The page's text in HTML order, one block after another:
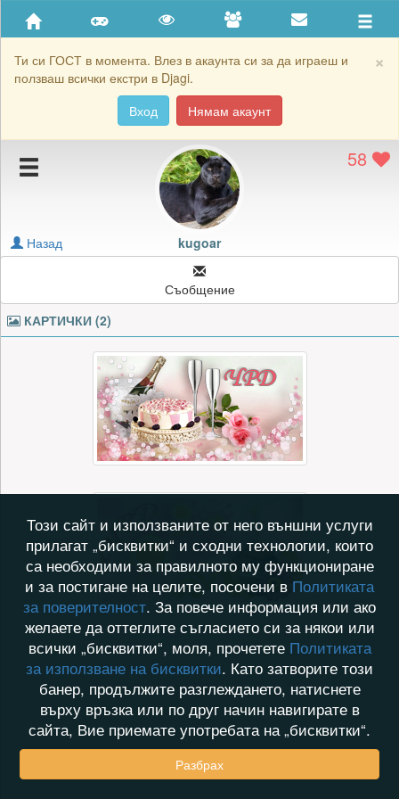
×
Ти си ГОСТ в момента. Влез в акаунта си за да играеш и
ползваш всички екстри в Djagi.
Вход
Нямам акаунт
Приятели
Хронология на игри
Подаръците на kugoar
Картичките на kugoar
Блокирай kugoar
58
kugoar
Назад
Съобщение
КАРТИЧКИ (2)
Този сайт и използваните от него външни услуги
прилагат „бисквитки“ и сходни технологии, които
са необходими за правилното му функциониране
и за постигане на целите, посочени в Политиката
за поверителност. За повече информация или ако
желаете да оттеглите съгласието си за някои или
всички „бисквитки“, моля, прочетете Политиката
за използване на бисквитки. Като затворите този
банер, продължите разглеждането, натиснете
върху връзка или по друг начин навигирате в
сайта, Вие приемате употребата на „бисквитки“.
Разбрах